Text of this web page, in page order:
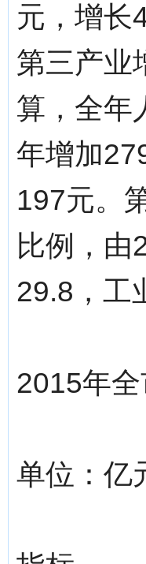
元，增长
第三产业
算，全年
年增加
197元。
比例，由
29.8，工
2015年
单位：亿